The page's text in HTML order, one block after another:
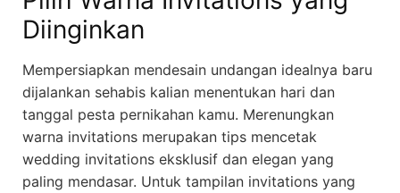
Diinginkan
Mempersiapkan mendesain undangan idealnya baru
dijalankan sehabis kalian menentukan hari dan
tanggal pesta pernikahan kamu. Merenungkan
warna invitations merupakan tips mencetak
wedding invitations eksklusif dan elegan yang
paling mendasar. Untuk tampilan invitations yang